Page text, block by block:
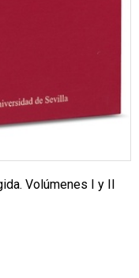
Volúmenes I y II